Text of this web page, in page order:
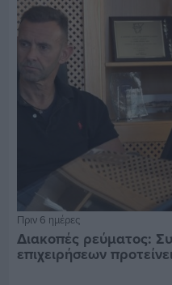
Πριν 6 ημέρες
Διακοπές ρεύματος:
επιχειρήσεων